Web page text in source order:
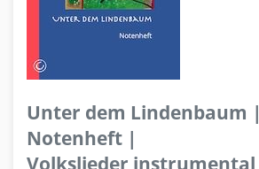
Unter dem Lindenbaum |
Notenheft |
Volkslieder instrumental